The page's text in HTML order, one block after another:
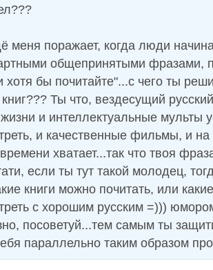
меня поражает, когда люди
общепринятыми фразами,
хотя бы почитайте"...с чего ты
Ты что, вездесущий
и интеллектуальные мульты
и качественные фильмы, и на
хватает...так что твоя
если ты тут такой молодец,
книги можно почитать, или
с хорошим русским =)))
посоветуй...тем самым ты
параллельно таким образом